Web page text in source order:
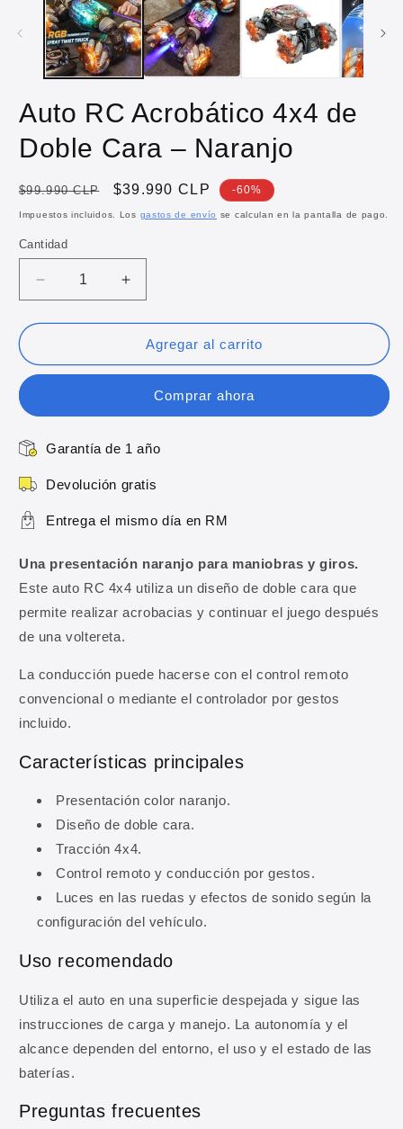
Auto RC Acrobático 4x4 de
Doble Cara – Naranjo
Precio
habitual
$99.990 CLP
Precio
de
$39.990 CLP -60%
Impuestos incluidos. Los gastos de envío se calculan en la pantalla de pago.
Cantidad
Reducir
cantidad
para
RC
de
Cara
–
Naranjo
Aumentar
cantidad
para
Auto
RC
de
Cara
Naranjo
Agregar al carrito
Comprar ahora
Garantía de 1 año
Devolución gratis
Entrega el mismo día en RM
Una presentación naranjo para maniobras y giros.
Este auto RC 4x4 utiliza un diseño de doble cara que
permite realizar acrobacias y continuar el juego después
de una voltereta.
La conducción puede hacerse con el control remoto
convencional o mediante el controlador por gestos
incluido.
Características principales
Presentación color naranjo.
Diseño de doble cara.
Tracción 4x4.
Control remoto y conducción por gestos.
Luces en las ruedas y efectos de sonido según la
configuración del vehículo.
Uso recomendado
Utiliza el auto en una superficie despejada y sigue las
instrucciones de carga y manejo. La autonomía y el
alcance dependen del entorno, el uso y el estado de las
baterías.
Preguntas frecuentes
10% DE DESCUENTO
Regístrate y obtén 10% de
descuento en tu primera
compra
Ingresa tu correo para obtener 10% de
descuento en tu primera compra, además de
Correo electrónico
nuestraPolítica de privacidad.